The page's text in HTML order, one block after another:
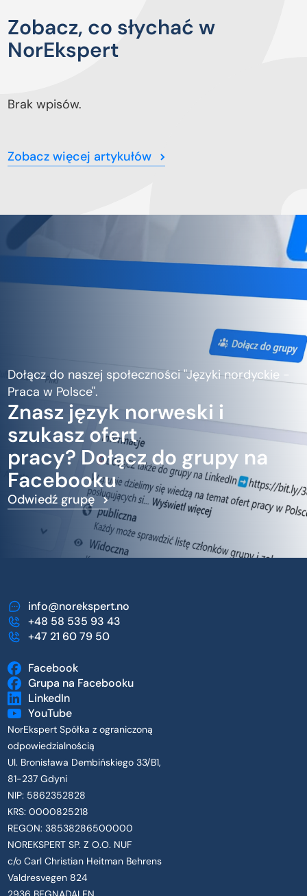
Zobacz, co słychać w
NorEkspert
Brak wpisów.
Zobacz więcej artykułów
Dołącz do naszej społeczności "Języki nordyckie -
Praca w Polsce".
Znasz język norweski i
szukasz ofert
pracy? Dołącz do grupy na
Facebooku
Odwiedź grupę
info@norekspert.no
+48 58 535 93 43
+47 21 60 79 50
Facebook
Grupa na Facebooku
LinkedIn
YouTube
NorEkspert Spółka z ograniczoną
odpowiedzialnością
Ul. Bronisława Dembińskiego 33/B1,
81-237 Gdyni
NIP: 5862352828
KRS: 0000825218
REGON: 38538286500000
NOREKSPERT SP. Z O.O. NUF
c/o Carl Christian Heitman Behrens
Valdresvegen 824